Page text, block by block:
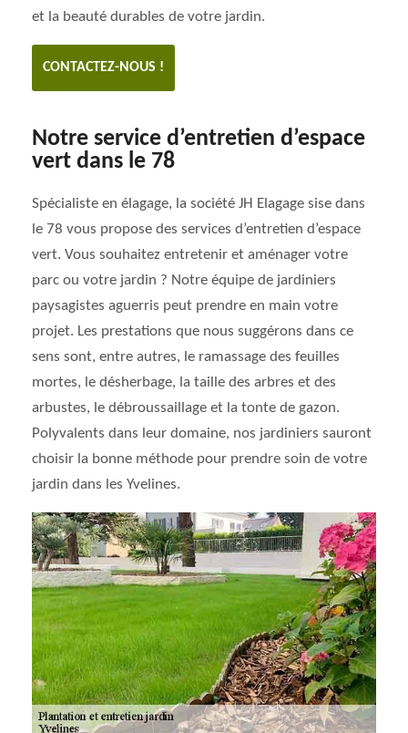
et la beauté durables de votre jardin.
CONTACTEZ-NOUS !
Notre service d’entretien d’espace
vert dans le 78
Spécialiste en élagage, la société JH Elagage sise dans
le 78 vous propose des services d’entretien d’espace
vert. Vous souhaitez entretenir et aménager votre
parc ou votre jardin ? Notre équipe de jardiniers
paysagistes aguerris peut prendre en main votre
projet. Les prestations que nous suggérons dans ce
sens sont, entre autres, le ramassage des feuilles
mortes, le désherbage, la taille des arbres et des
arbustes, le débroussaillage et la tonte de gazon.
Polyvalents dans leur domaine, nos jardiniers sauront
choisir la bonne méthode pour prendre soin de votre
jardin dans les Yvelines.